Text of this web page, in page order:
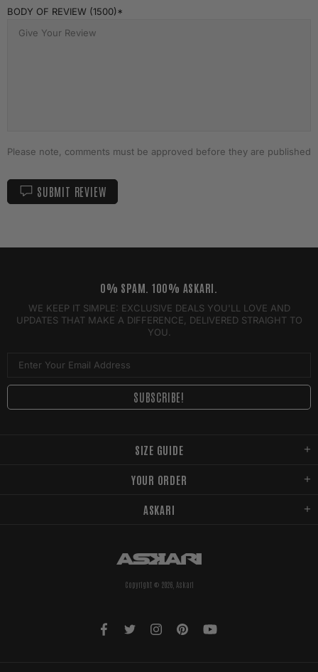
BODY OF REVIEW (1500)
Please note, comments must be approved before they are published
SUBMIT REVIEW
SIZE GUIDE
YOUR ORDER
ASKARI
0% SPAM. 100% ASKARI.
WE KEEP IT SIMPLE: EXCLUSIVE DEALS YOU'LL LOVE AND
UPDATES THAT MAKE A DIFFERENCE, DELIVERED STRAIGHT TO
YOU.
Copyright © 2026, Askari